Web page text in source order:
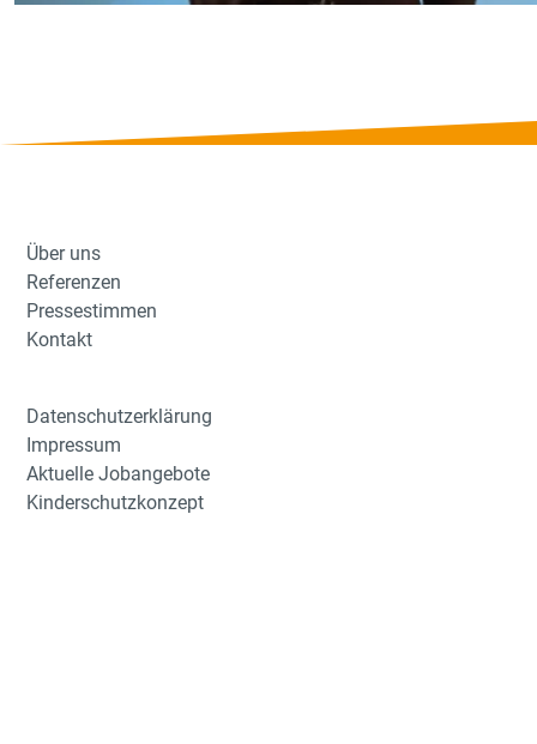
Über uns
Referenzen
Pressestimmen
Kontakt
Datenschutzerklärung
Impressum
Aktuelle Jobangebote
Kinderschutzkonzept